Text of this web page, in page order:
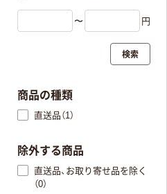
〜 円
検索
商品の種類
直送品（1）
除外する商品
直送品、お取り寄せ品を除く
（0）